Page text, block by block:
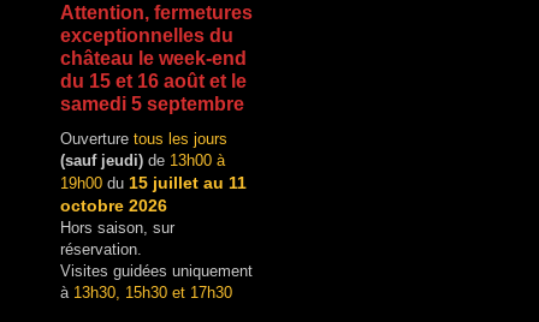
Attention, fermetures
exceptionnelles du
château le week-end
du 15 et 16 août et le
samedi 5 septembre
Ouverture tous les jours
(sauf jeudi) de 13h00 à
19h00 du 15 juillet au 11
octobre 2026
Hors saison, sur
réservation.
Visites guidées uniquement
à 13h30, 15h30 et 17h30